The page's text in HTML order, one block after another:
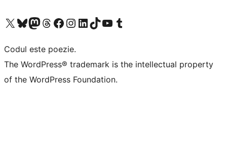
Mergi la contul nostru X (fost Twitter)
Vizitează contul nostru Bluesky
Vizitează contul nostru Mastodon
Vizitează contul nostru Threads
Vizitează pagina noastră Facebook
Vizitează-ne pe Instagram
Vizitează-ne pe LinkedIn
Vizitează contul nostru TikTok
Vizitează canalul nostru YouTube
Vizitează contul nostru Tumblr
Codul este poezie.
The WordPress® trademark is the intellectual property
of the WordPress Foundation.